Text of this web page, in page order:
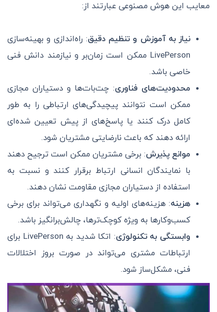
معایب این هوش مصنوعی عبارتند از:
نیاز به آموزش و تنظیم دقیق: راه‌اندازی و بهینه‌سازی
LivePerson ممکن است زمان‌بر و نیازمند دانش فنی
خاصی باشد.
محدودیت‌های فناوری: چت‌بات‌ها و دستیاران مجازی
ممکن است نتوانند پیچیدگی‌های ارتباطی را به طور
کامل درک کنند یا پاسخ‌های از پیش تعیین شده‌ای
ارائه دهند که باعث نارضایتی مشتریان شود.
موانع پذیرش: برخی مشتریان ممکن است ترجیح دهند
با نمایندگان انسانی ارتباط برقرار کنند و نسبت به
استفاده از دستیاران مجازی مقاومت نشان دهند.
هزینه: هزینه‌های اولیه و نگهداری می‌تواند برای برخی
کسب‌وکارها به ویژه کوچک‌ترها، چالش‌برانگیز باشد.
وابستگی به تکنولوژی
: اتکا شدید به LivePerson برای
ارتباطات مشتری می‌تواند در صورت بروز اختلالات
فنی، مشکل‌ساز شود.